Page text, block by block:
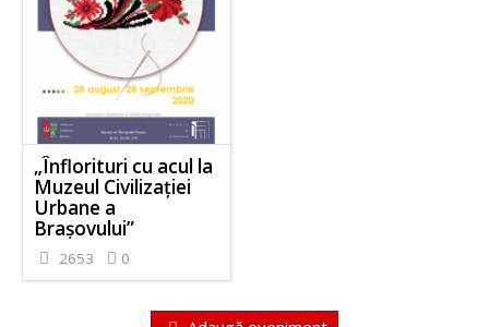
„Înflorituri cu acul la
Muzeul Civilizației
Urbane a
Brașovului”
2653 0